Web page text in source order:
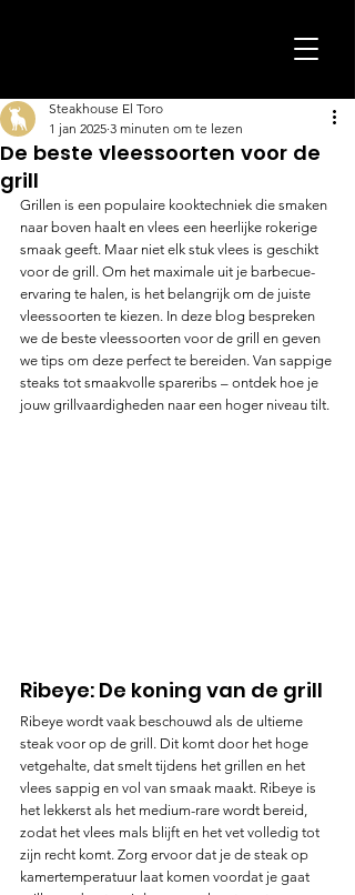
De beste vleessoorten voor de
grill
Steakhouse El Toro
1 jan 2025 3 minuten om te lezen
Grillen is een populaire kooktechniek die smaken
naar boven haalt en vlees een heerlijke rokerige
smaak geeft. Maar niet elk stuk vlees is geschikt
voor de grill. Om het maximale uit je barbecue-
ervaring te halen, is het belangrijk om de juiste
vleessoorten te kiezen. In deze blog bespreken
we de beste vleessoorten voor de grill en geven
we tips om deze perfect te bereiden. Van sappige
steaks tot smaakvolle spareribs – ontdek hoe je
jouw grillvaardigheden naar een hoger niveau tilt.
Ribeye: De koning van de grill
Ribeye wordt vaak beschouwd als de ultieme
steak voor op de grill. Dit komt door het hoge
vetgehalte, dat smelt tijdens het grillen en het
vlees sappig en vol van smaak maakt. Ribeye is
het lekkerst als het medium-rare wordt bereid,
zodat het vlees mals blijft en het vet volledig tot
zijn recht komt. Zorg ervoor dat je de steak op
kamertemperatuur laat komen voordat je gaat